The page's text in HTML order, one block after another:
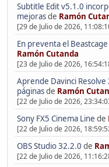
Subtitle Edit v5.1.0
mejorasde Ramón
[29 de Julio de 2026,
En preventa el
Ramón Cutanda
[23 de Julio de 2026,
Aprende Davinci
páginasde Ramón
[22 de Julio de 2026,
Sony FX5 Cinema Line de
[22 de Julio de 2026,
OBS Studio 32.2.0 de
[22 de Julio de 2026,